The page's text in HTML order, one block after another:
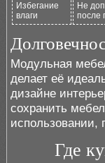
Избегание
влаги
Не
после
Модульная
делает её
дизайне
сохранить
использовании,
Где